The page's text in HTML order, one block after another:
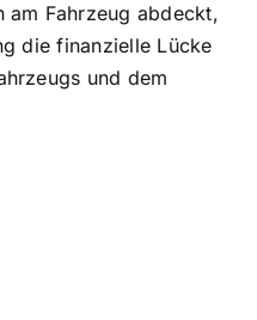
am Fahrzeug abdeckt,
diefinanzielle Lücke
und dem